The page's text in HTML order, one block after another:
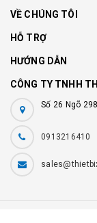
VỀ CHÚNG TÔI
HỖ TRỢ
HƯỚNG DẪN
CÔNG TY TNHH
Số 26 Ngõ
0913216410